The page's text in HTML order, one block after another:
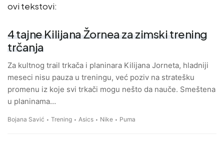
ovi tekstovi:
4 tajne Kilijana Žornea za zimski trening
trčanja
Za kultnog trail trkača i planinara Kilijana Jorneta, hladniji
meseci nisu pauza u treningu, već poziv na stratešku
promenu iz koje svi trkači mogu nešto da nauče. Smeštena
u planinama…
Bojana Savić Trening Asics Nike Puma